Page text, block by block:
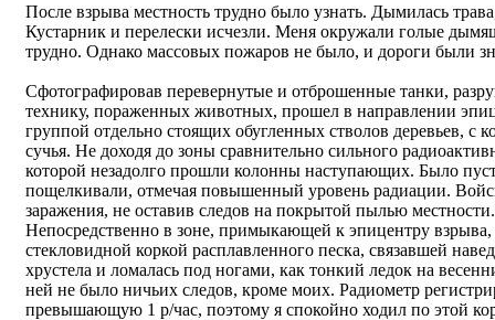
После взрыва местность трудно было узнать. Дымилась
Кустарник и перелески исчезли. Меня окружали голые
трудно. Однако массовых пожаров не было, и дороги были
Сфотографировав перевернутые и отброшенные танки,
технику, пораженных животных, прошел в направлении
группой отдельно стоящих обугленных стволов деревьев, с
сучья. Не доходя до зоны сравнительно сильного
которой незадолго прошли колонны наступающих. Было
пощелкивали, отмечая повышенный уровень радиации.
заражения, не оставив следов на покрытой пылью местности.
Непосредственно в зоне, примыкающей к эпицентру
стекловидной коркой расплавленного песка, связавшей
хрустела и ломалась под ногами, как тонкий ледок на
ней не было ничьих следов, кроме моих. Радиометр
превышающую 1 р/час, поэтому я спокойно ходил по этой